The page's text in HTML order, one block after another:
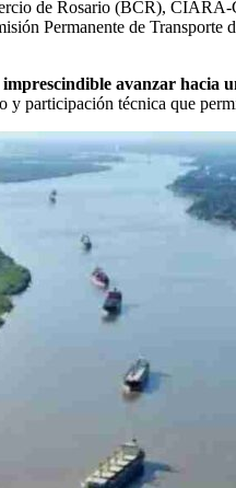
de Rosario (BCR),
Permanente de Transporte
avanzar
y participación técnica que